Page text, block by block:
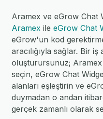
Aramex ve eGrow Chat
Aramex ile eGrow Chat
eGrow'un kod
aracılığıyla sağlar. Bir iş
oluşturursunuz;
seçin, eGrow Chat
alanları eşleştirin ve
duymadan o andan
gerçek zamanlı olarak